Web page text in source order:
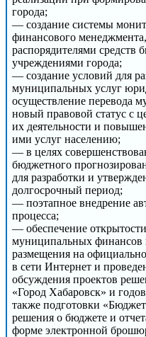
города;
— создание системы
финансового
распорядителями
учреждениями города;
— создание условий для
муниципальных услуг
осуществление перевода
новый правовой статус с
их деятельности и
ими услуг населению;
— в целях
бюджетного
для разработки и
долгосрочный период;
— поэтапное внедрение
процесса;
— обеспечение
муниципальных финансов
размещения на
в сети Интернет и
обсуждения проектов
«Город Хабаровск» и
также подготовки
решения о бюджете и
форме электронной